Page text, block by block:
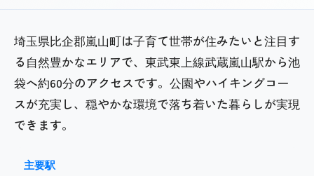
埼玉県比企郡嵐山町は子育て世帯が住みたいと注目す
る自然豊かなエリアで、東武東上線武蔵嵐山駅から池
袋へ約60分のアクセスです。公園やハイキングコー
スが充実し、穏やかな環境で落ち着いた暮らしが実現
できます。
主要駅